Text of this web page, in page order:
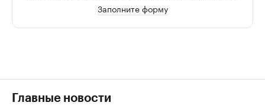
Заполните форму
Главные новости